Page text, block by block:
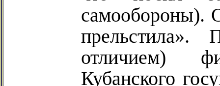
самообороны).
прельстила».
отличием)
Кубанского